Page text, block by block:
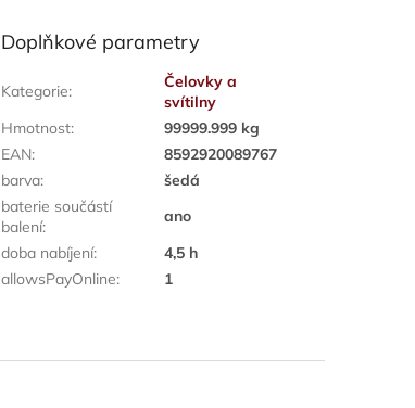
Doplňkové parametry
Kategorie:
Čelovky a
svítilny
Hmotnost:
99999.999 kg
EAN:
8592920089767
barva:
šedá
baterie součástí
balení:
ano
doba nabíjení:
4,5 h
allowsPayOnline: 1